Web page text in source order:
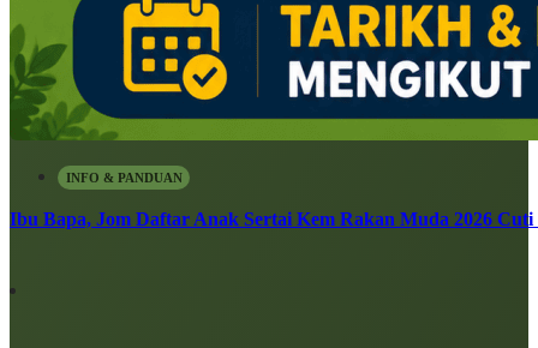
INFO & PANDUAN
Ibu Bapa, Jom Daftar Anak Sertai Kem Rakan Muda 2026